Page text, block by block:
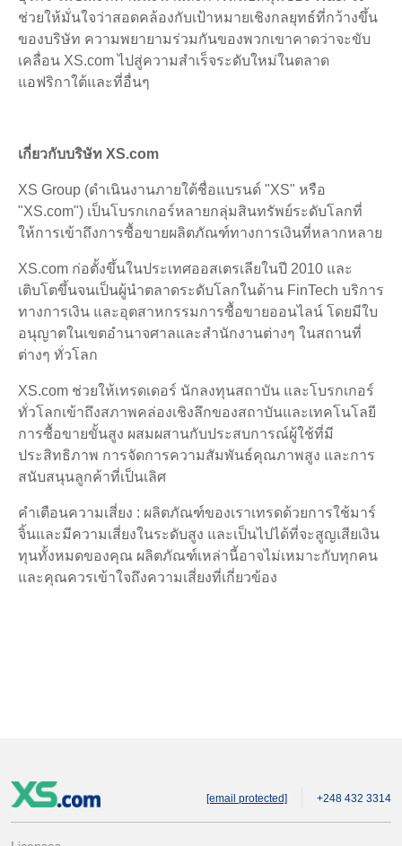
ช่วยให้มั่นใจว่าสอดคล้องกับเป้าหมายเชิงกลยุทธ์ที่กว้างขึ้น
ของบริษัท ความพยายามร่วมกันของพวกเขาคาดว่าจะขับ
เคลื่อน XS.com ไปสู่ความสำเร็จระดับใหม่ในตลาด
แอฟริกาใต้และที่อื่นๆ
เกี่ยวกับบริษัท XS.com
XS Group (ดำเนินงานภายใต้ชื่อแบรนด์ "XS" หรือ
"XS.com") เป็นโบรกเกอร์หลายกลุ่มสินทรัพย์ระดับโลกที่
ให้การเข้าถึงการซื้อขายผลิตภัณฑ์ทางการเงินที่หลากหลาย
XS.com ก่อตั้งขึ้นในประเทศออสเตรเลียในปี 2010 และ
เติบโตขึ้นจนเป็นผู้นำตลาดระดับโลกในด้าน FinTech บริการ
ทางการเงิน และอุตสาหกรรมการซื้อขายออนไลน์ โดยมีใบ
อนุญาตในเขตอำนาจศาลและสำนักงานต่างๆ ในสถานที่
ต่างๆ ทั่วโลก
XS.com ช่วยให้เทรดเดอร์ นักลงทุนสถาบัน และโบรกเกอร์
ทั่วโลกเข้าถึงสภาพคล่องเชิงลึกของสถาบันและเทคโนโลยี
การซื้อขายขั้นสูง ผสมผสานกับประสบการณ์ผู้ใช้ที่มี
ประสิทธิภาพ การจัดการความสัมพันธ์คุณภาพสูง และการ
สนับสนุนลูกค้าที่เป็นเลิศ
คำเตือนความเสี่ยง : ผลิตภัณฑ์ของเราเทรดด้วยการใช้มาร์
จิ้นและมีความเสี่ยงในระดับสูง และเป็นไปได้ที่จะสูญเสียเงิน
ทุนทั้งหมดของคุณ ผลิตภัณฑ์เหล่านี้อาจไม่เหมาะกับทุกคน
และคุณควรเข้าใจถึงความเสี่ยงที่เกี่ยวข้อง
[email protected] +248 432 3314